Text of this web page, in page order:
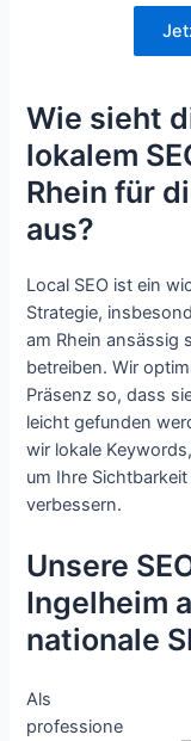
Wie sieht
lokalem
Rhein für
aus?
Local SEO ist ein
Strategie,
am Rhein ansässig
betreiben. Wir
Präsenz so, dass
leicht gefunden
wir lokale
um Ihre
verbessern.
Unsere
Ingelheim
nationale
Als
professione